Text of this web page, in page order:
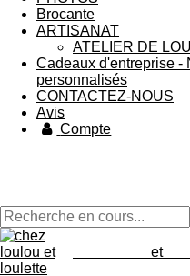
Brocante
ARTISANAT
ATELIER DE
Cadeaux d'entreprise -
personnalisés
CONTACTEZ-NOUS
Avis
Compte
et